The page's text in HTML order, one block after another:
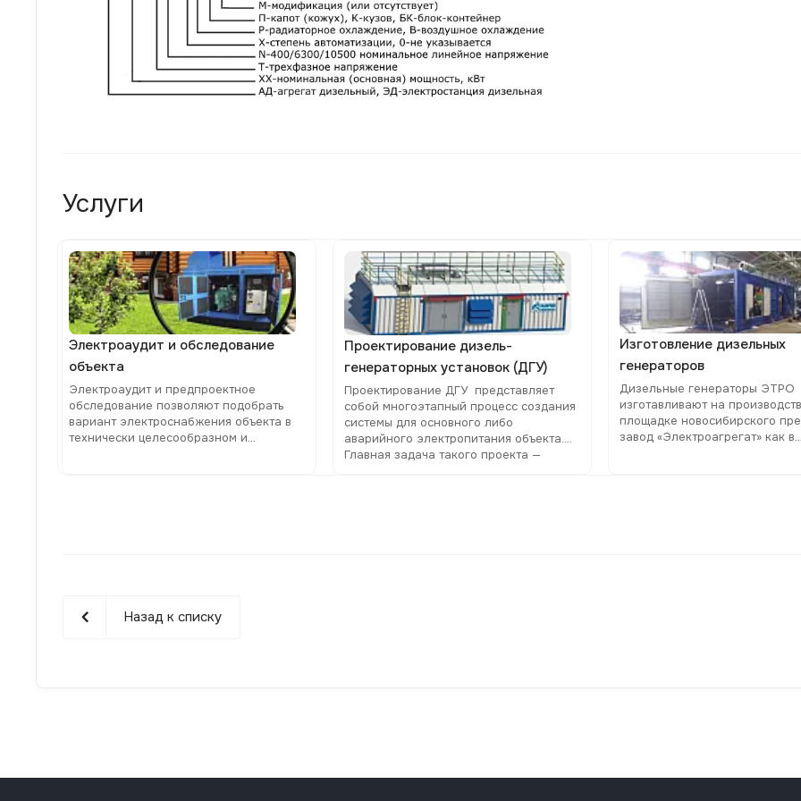
Услуги
Электроаудит и обследование
объекта
Электроаудит и предпроектное
обследование позволяют подобрать
вариант электроснабжения объекта в
технически целесообразном и
Проектирование дизель-
генераторных установок (ДГУ)
Проектирование ДГУ представляет
собой многоэтапный процесс создания
системы для основного либо
аварийного электропитания объекта.
Главная задача такого проекта —
Изготовление дизельных
генераторов
Дизельные генераторы ЭТРО
изготавливают на
площадке новосибирского
завод «Электроагрегат» как в
Назад к списку